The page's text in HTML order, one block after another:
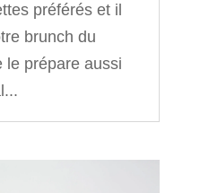
préférés et il
brunch du
le prépare aussi